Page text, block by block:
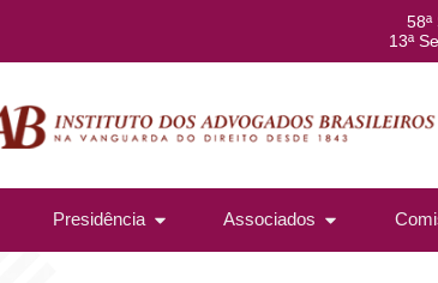
13ª
Presidência Associados